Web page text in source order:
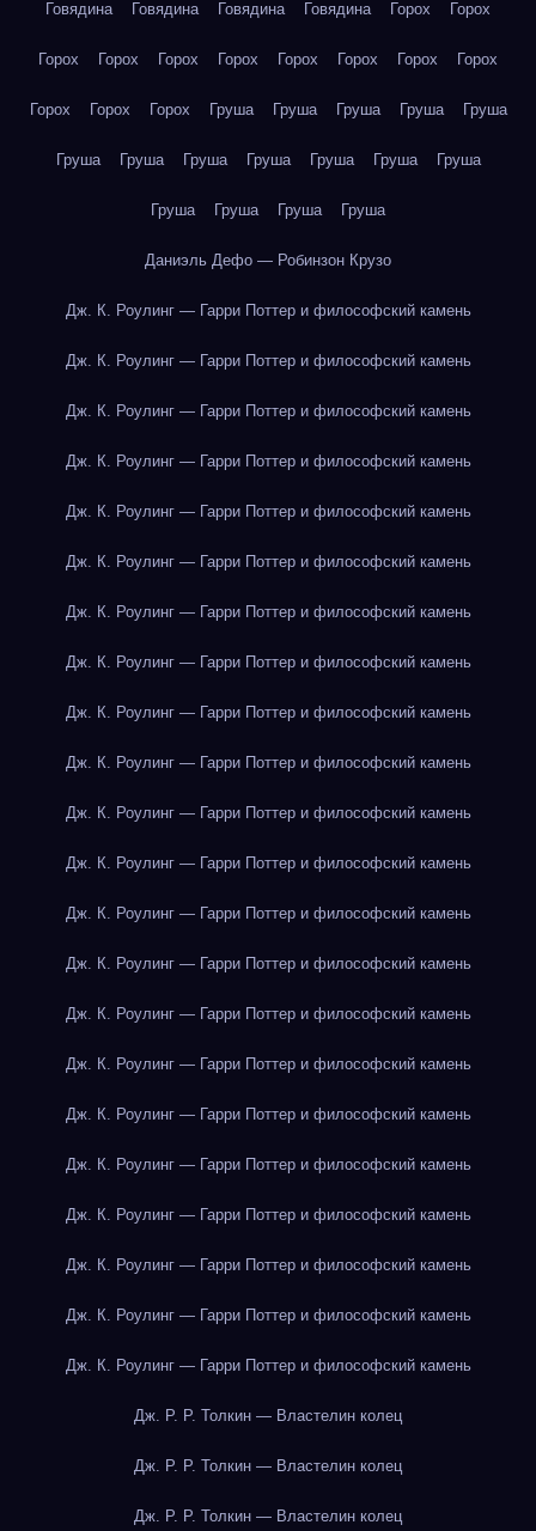
Говядина Говядина Говядина Говядина Горох Горох
Горох Горох Горох Горох Горох Горох Горох Горох
Горох Горох Горох Груша Груша Груша Груша Груша
Груша Груша Груша Груша Груша Груша Груша
Груша Груша Груша Груша
Даниэль Дефо — Робинзон Крузо
Дж. К. Роулинг — Гарри Поттер и философский камень
Дж. К. Роулинг — Гарри Поттер и философский камень
Дж. К. Роулинг — Гарри Поттер и философский камень
Дж. К. Роулинг — Гарри Поттер и философский камень
Дж. К. Роулинг — Гарри Поттер и философский камень
Дж. К. Роулинг — Гарри Поттер и философский камень
Дж. К. Роулинг — Гарри Поттер и философский камень
Дж. К. Роулинг — Гарри Поттер и философский камень
Дж. К. Роулинг — Гарри Поттер и философский камень
Дж. К. Роулинг — Гарри Поттер и философский камень
Дж. К. Роулинг — Гарри Поттер и философский камень
Дж. К. Роулинг — Гарри Поттер и философский камень
Дж. К. Роулинг — Гарри Поттер и философский камень
Дж. К. Роулинг — Гарри Поттер и философский камень
Дж. К. Роулинг — Гарри Поттер и философский камень
Дж. К. Роулинг — Гарри Поттер и философский камень
Дж. К. Роулинг — Гарри Поттер и философский камень
Дж. К. Роулинг — Гарри Поттер и философский камень
Дж. К. Роулинг — Гарри Поттер и философский камень
Дж. К. Роулинг — Гарри Поттер и философский камень
Дж. К. Роулинг — Гарри Поттер и философский камень
Дж. К. Роулинг — Гарри Поттер и философский камень
Дж. Р. Р. Толкин — Властелин колец
Дж. Р. Р. Толкин — Властелин колец
Дж. Р. Р. Толкин — Властелин колец